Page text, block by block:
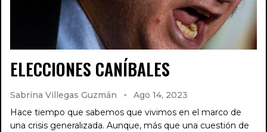
ELECCIONES CANÍBALES
Sabrina Villegas Guzmán
Ago 14, 2023
Hace tiempo que sabemos que vivimos en el marco de
una crisis generalizada. Aunque, más que una cuestión de